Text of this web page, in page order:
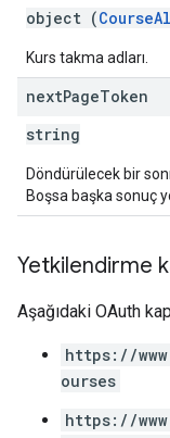
object (
Kurs takma adları.
nextPageToken
string
Döndürülecek bir
Boşsa başka sonuç
Yetkilendirme
Aşağıdaki OAuth
https://
ourses
https://